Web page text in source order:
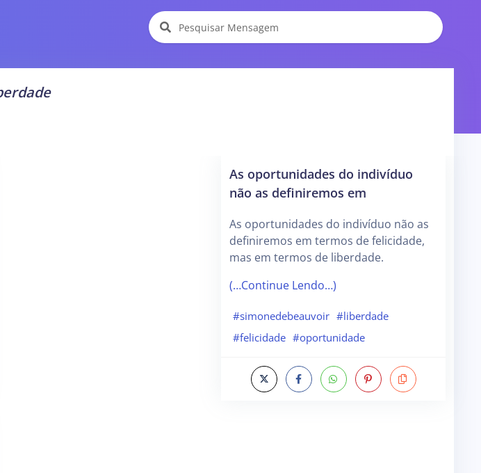
As oportunidades do indivíduo
não as definiremos em
As oportunidades do indivíduo não as
definiremos em termos de felicidade,
mas em termos de liberdade.
(…Continue Lendo…)
#simonedebeauvoir #liberdade
#felicidade #oportunidade